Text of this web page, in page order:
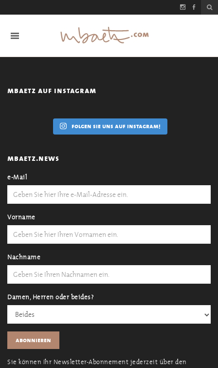
mbaetz auf instagram
folgen sie uns auf instagram!
mbaetz.news
e-Mail
Vorname
Nachname
Damen, Herren oder beides?
Sie können Ihr Newsletter-Abonnement jederzeit über den